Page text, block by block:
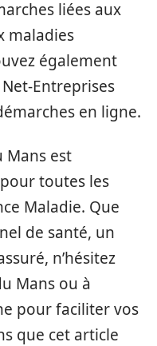
liées aux
maladies
également
Entreprises
en ligne.
Mans est
toutes les
Maladie. Que
de santé, un
n’hésitez
Mans ou à
pour faciliter vos
que cet article